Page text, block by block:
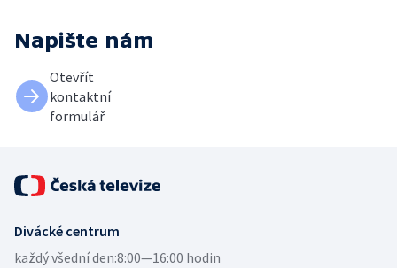
Napište nám
Otevřít
kontaktní
formulář
Divácké centrum
každý všední den:8:00—16:00 hodin